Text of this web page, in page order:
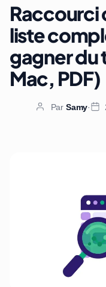
Raccourci
liste
gagner du
Mac, PDF)
Par Samy·